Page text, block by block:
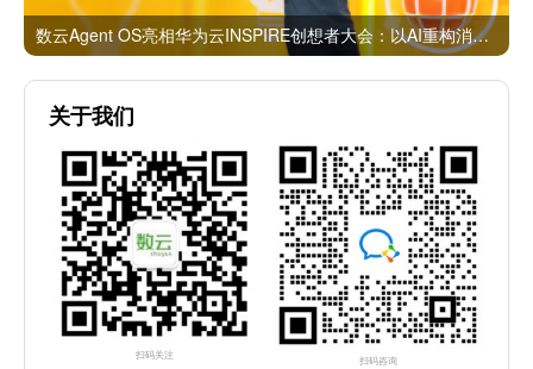
数云Agent OS亮相华为云INSPIRE创想者大会：以AI重构消费者运营与零售营销新范式
关于我们
扫码关注 扫码咨询